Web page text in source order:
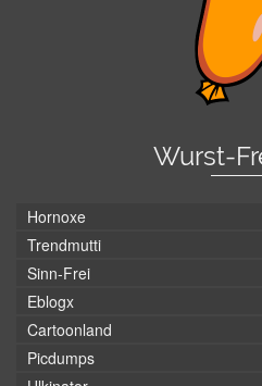
Wurst-
Hornoxe
Trendmutti
Sinn-Frei
Eblogx
Cartoonland
Picdumps